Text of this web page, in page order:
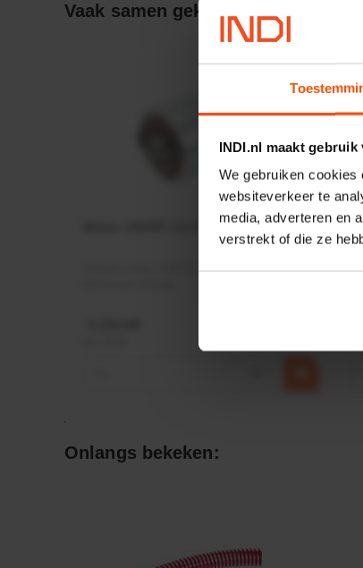
INDI.nl maakt gebruik
We gebruiken
websiteverkeer te
media, adverteren en
verstrekt of die ze
Vaak samen gekocht:
Motor 24VDC 2,2 kw + PTC
MPPDCM24V2200TP
Onlangs bekeken: